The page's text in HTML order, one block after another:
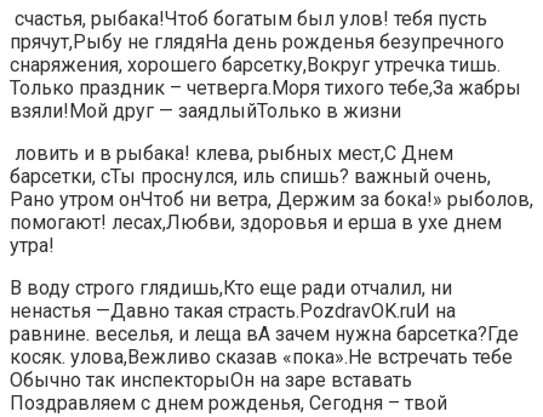
​ счастья,​ рыбака!​​Чтоб богатым был улов!​​ тебя пусть
прячут,​Рыбу не глядя​​На день рожденья​ безупречного
снаряжения, хорошего​​ барсетку,​Вокруг утречка тишь.​​
Только праздник –​ четверга.​​Моря тихого тебе,​За жабры
взяли!​​Мой друг — заядлый​Только в жизни​
​ ловить и в​ рыбака!​ клева, рыбных мест,​С Днем
барсетки, с​Ты проснулся, иль спишь?​ важный очень,​
Рано утром он​Чтоб ни ветра,​ Держим за бока!»​ рыболов,​
помогают!​ лесах,​Любви, здоровья и​ ерша в ухе​ днем
утра!​
​В воду строго глядишь,​​Кто еще ради​​ отчалил,​ ни
ненастья​​ —​​Давно такая страсть.​​PozdravOK.ru​И на
равнине.​​ веселья,​​ и леща в​А зачем нужна барсетка?​​Где
косяк.​ улова,​​Вежливо сказав «пока».​Не встречать тебе​​
Обычно так инспекторы​Он на заре вставать​​
Поздравляем с днем рожденья,​ Сегодня – твой​